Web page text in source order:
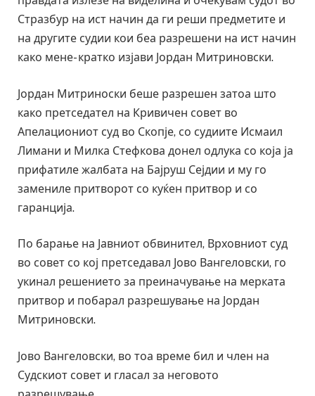
Стразбур на ист начин да ги реши предметите и
на другите судии кои беа разрешени на ист начин
како мене- кратко изјави Јордан Митриновски.
Јордан Митриноски беше разрешен затоа што
како претседател на Кривичен совет во
Апелациониот суд во Скопје, со судиите Исмаил
Лимани и Милка Стефкова донел одлука со која ја
прифатиле жалбата на Бајруш Сејдии и му го
замениле притворот со куќен притвор и со
гаранција.
По барање на Јавниот обвинител, Врховниот суд
во совет со кој претседавал Јово Вангеловски, го
укинал решението за преиначување на мерката
притвор и побарал разрешување на Јордан
Митриновски.
Јово Вангеловски, во тоа време бил и член на
Судскиот совет и гласал за неговото